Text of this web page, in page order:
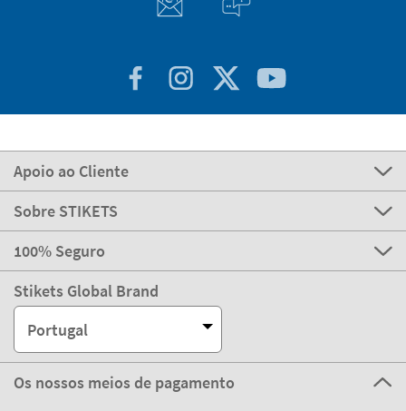
Apoio ao Cliente
Sobre STIKETS
100% Seguro
Stikets Global Brand
Portugal
Os nossos meios de pagamento